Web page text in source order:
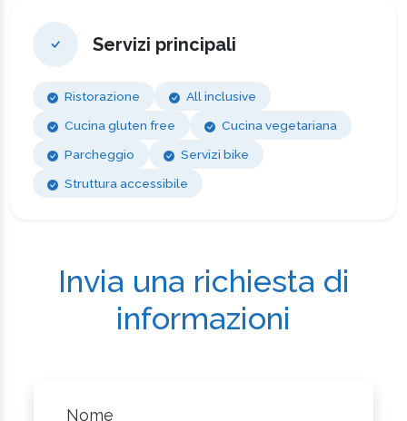
Servizi principali
Ristorazione
All inclusive
Cucina gluten free
Cucina vegetariana
Parcheggio
Servizi bike
Struttura accessibile
Invia una richiesta di
informazioni
Nome